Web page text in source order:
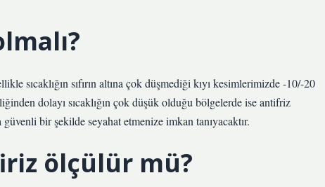
sıcaklığın sıfırın altına çok düşmediği kıyı kesimlerimizde -10/-20
dolayı sıcaklığın çok düşük olduğu bölgelerde ise antifriz
güvenli bir şekilde seyahat etmenize imkan tanıyacaktır.
ölçülür mü?